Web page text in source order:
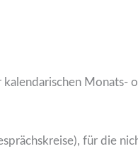
Monats-
für die